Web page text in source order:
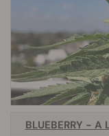
BLUEBERRY - A